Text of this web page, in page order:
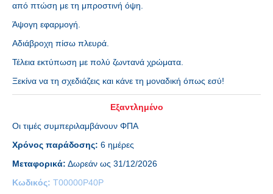
από πτώση με τη μπροστινή όψη.
Άψογη εφαρμογή.
Αδιάβροχη πίσω πλευρά.
Τέλεια εκτύπωση με πολύ ζωντανά χρώματα.
Ξεκίνα να τη σχεδιάζεις και κάνε τη μοναδική όπως εσύ!
Εξαντλημένο
Οι τιμές συμπεριλαμβάνουν ΦΠΑ
Χρόνος παράδοσης: 6 ημέρες
Μεταφορικά: Δωρεάν ως 31/12/2026
Κωδικός: T00000P40P